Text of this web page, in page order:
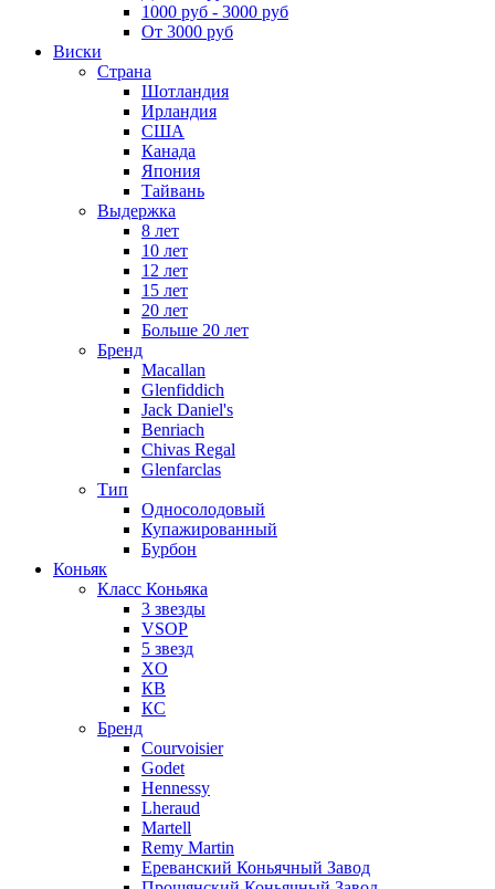
1000 руб - 3000 руб
От 3000 руб
Виски
Страна
Шотландия
Ирландия
США
Канада
Япония
Тайвань
Выдержка
8 лет
10 лет
12 лет
15 лет
20 лет
Больше 20 лет
Бренд
Macallan
Glenfiddich
Jack Daniel's
Benriach
Chivas Regal
Glenfarclas
Тип
Односолодовый
Купажированный
Бурбон
Коньяк
Класс Коньяка
3 звезды
VSOP
5 звезд
XO
КВ
КС
Бренд
Courvoisier
Godet
Hennessy
Lheraud
Martell
Remy Martin
Ереванский Коньячный Завод